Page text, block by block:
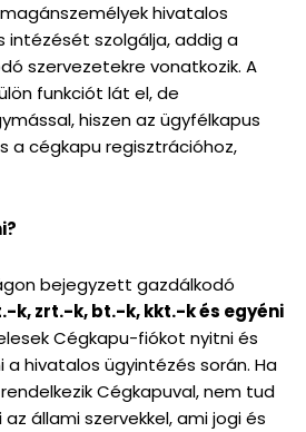
hivatalos
intézését szolgálja, addig a
szervezetekre vonatkozik. A
funkciót lát el, de
hiszen az ügyfélkapus
a cégkapu regisztrációhoz,
bejegyzett gazdálkodó
k, zrt.-k, bt.-k, kkt.-k és egyéni
Cégkapu-fiókot nyitni és
hivatalos ügyintézés során. Ha
Cégkapuval, nem tud
állami szervekkel, ami jogi és